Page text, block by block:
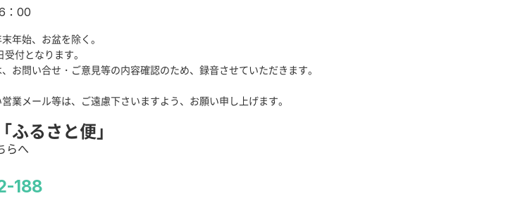
：00
年始、お盆を除く。
付となります。
お問い合せ・ご意見等の内容確認のため、録音させていただきます。
業メール等は、ご遠慮下さいますよう、お願い申し上げます。
ふるさと便」
らへ
188